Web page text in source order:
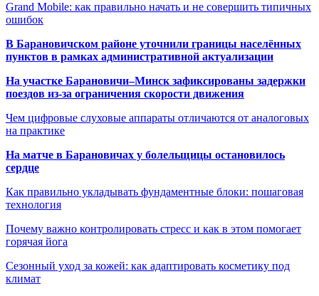
Grand Mobile: как правильно начать и не совершить типичных
ошибок
В Барановичском районе уточнили границы населённых
пунктов в рамках административной актуализации
На участке Барановичи–Минск зафиксированы задержки
поездов из-за ограничения скорости движения
Чем цифровые слуховые аппараты отличаются от аналоговых
на практике
На матче в Барановичах у болельщицы остановилось
сердце
Как правильно укладывать фундаментные блоки: пошаговая
технология
Почему важно контролировать стресс и как в этом помогает
горячая йога
Сезонный уход за кожей: как адаптировать косметику под
климат